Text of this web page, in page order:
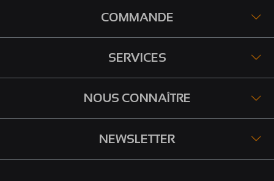
COMMANDE
SERVICES
NOUS CONNAÎTRE
NEWSLETTER